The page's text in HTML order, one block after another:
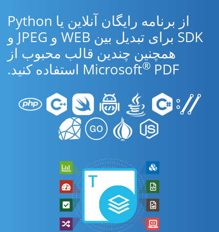
از برنامه رایگان آنلاین یا Python
SDK برای تبدیل بین WEB و JPEG و
همچنین چندین قالب محبوب از
Microsoft® PDF استفاده کنید.